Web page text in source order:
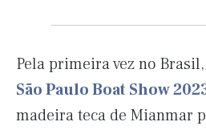
Pela primeira vez no
São Paulo Boat Show
madeira teca de Mianmar